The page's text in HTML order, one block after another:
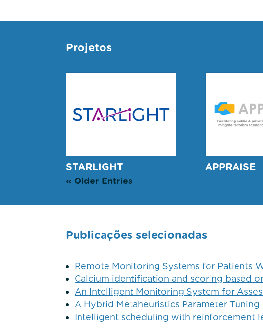
Projetos
STARLIGHT APPRAISE
« Older Entries
Publicações selecionadas
Remote Monitoring Systems for Patients
Calcium identification and scoring based
An Intelligent Monitoring System for
A Hybrid Metaheuristics Parameter
Intelligent scheduling with reinforcement